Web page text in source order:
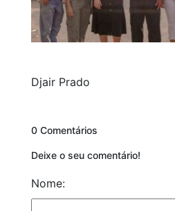
Djair Prado
0 Comentários
Deixe o seu comentário!
Nome: